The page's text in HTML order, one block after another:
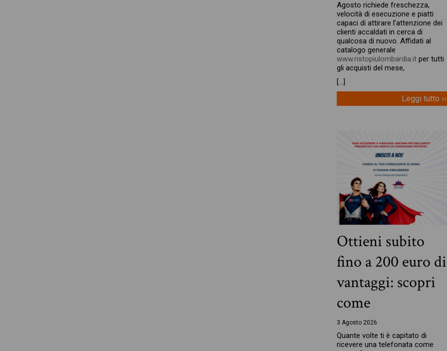
Agosto richiede freschezza,
velocità di esecuzione e piatti
capaci di attirare l’attenzione dei
clienti accaldati in cerca di
qualcosa di nuovo. Affidati al
catalogo generale
www.ristopiulombardia.itper tutti
gli acquisti del mese,
[…]
Leggi tutto ››
Ottieni subito
fino a 200 euro di
vantaggi: scopri
come
3 Agosto 2026
Quante volte ti è capitato di
ricevere una telefonata come